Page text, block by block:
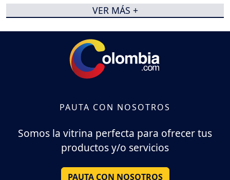
VER MÁS +
PAUTA CON NOSOTROS
Somos la vitrina perfecta para ofrecer tus
productos y/o servicios
PAUTA CON NOSOTROS